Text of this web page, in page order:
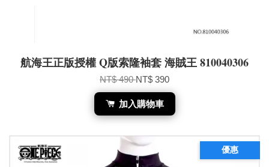
航海王正版授權 Q版索隆袖套 海賊王 810040306
NT$ 490NT$ 390
加入購物車
優惠